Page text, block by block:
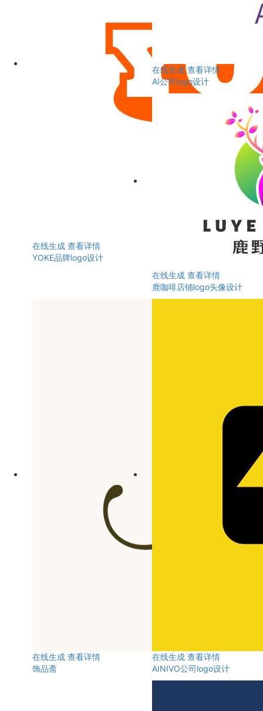
在线生成 查看详情
YOKE品牌logo设计
在线生成 查看详情
AI公司logo设计
在线生成 查看详情
鹿咖啡店铺logo头像设计
在线生成 查看详情
饰品斋
在线生成 查看详情
AINIVO公司logo设计